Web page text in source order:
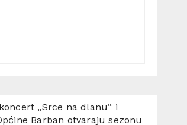
„Srce na dlanu“ i
Barban otvaraju sezonu